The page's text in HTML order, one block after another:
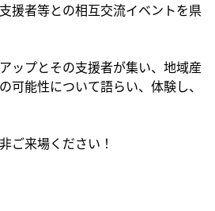
援者等との相互交流イベントを県
ップとその支援者が集い、地域産
可能性について語らい、体験し、
ご来場ください！